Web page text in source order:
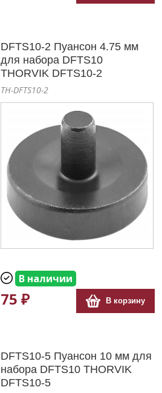
DFTS10-2 Пуансон 4.75 мм
для набора DFTS10
THORVIK DFTS10-2
TH-DFTS10-2
В наличии
75 ₽ В корзину
DFTS10-5 Пуансон 10 мм для
набора DFTS10 THORVIK
DFTS10-5